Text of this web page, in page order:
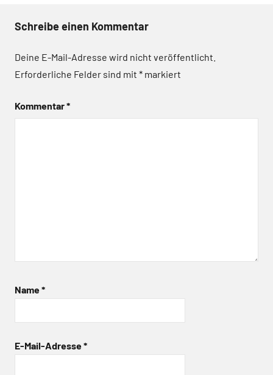
Schreibe einen Kommentar
Deine E-Mail-Adresse wird nicht veröffentlicht.
Erforderliche Felder sind mit * markiert
Kommentar*
Name*
E-Mail-Adresse*